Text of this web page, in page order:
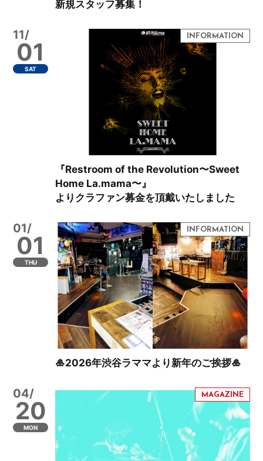
新規スタッフ募集！
11/
01
SAT
『Restroom of the Revolution〜Sweet
Home La.mama〜』
よりクラファン募金を頂戴いたしました
01/
01
THU
🎍2026年渋谷ラママより新年のご挨拶🎍
04/
20
MON